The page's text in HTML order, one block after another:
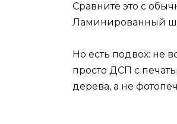
Сравните это с
Ламинированный
Но есть подвох: не
просто ДСП с
дерева, а не